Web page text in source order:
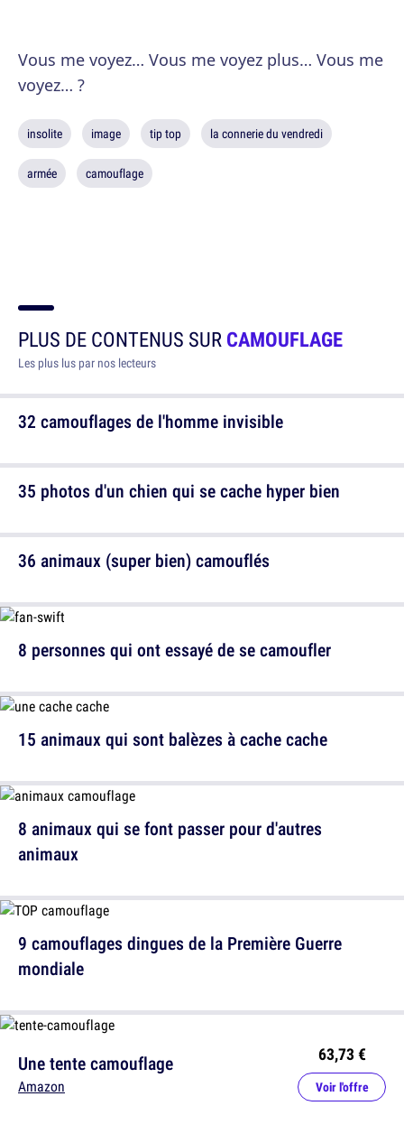
Vous me voyez… Vous me voyez plus… Vous me
voyez… ?
insolite image tip top la connerie du vendredi
armée camouflage
PLUS DE CONTENUS SURCAMOUFLAGE
Les plus lus par nos lecteurs
32 camouflages de l'homme invisible
8 personnes qui ont essayé de se camoufler
8 animaux qui se font passer pour d'autres
animaux
Une tente camouflage
Amazon
63,73 €
Voir l'offre
35 photos d'un chien qui se cache hyper bien
36 animaux (super bien) camouflés
15 animaux qui sont balèzes à cache cache
9 camouflages dingues de la Première Guerre
mondiale